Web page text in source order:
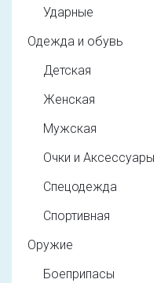
Ударные
Одежда и обувь
Детская
Женская
Мужская
Очки и Аксессуары
Спецодежда
Спортивная
Оружие
Боеприпасы